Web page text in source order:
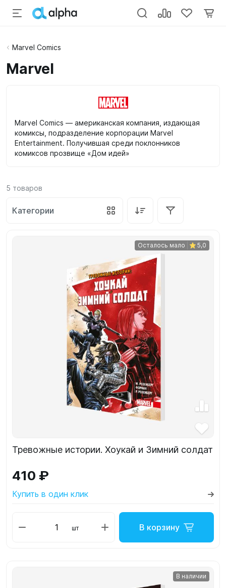
Marvel Comics
Marvel
Marvel Comics — американская компания, издающая
комиксы, подразделение корпорации Marvel
Entertainment. Получившая среди поклонников
комиксов прозвище «Дом идей»
5 товаров
Категории
Осталось мало 5,0
Тревожные истории. Хоукай и Зимний солдат
410 ₽
Купить в один клик
шт В корзину
В наличии